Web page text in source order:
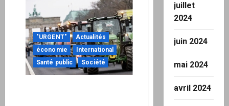
réchauffements
observés
sont
dû
la
diminution
de
l’albédo
des
nuages
"URGENT"
Actualités
économie
International
Santé public
Société
juillet
2024
juin 2024
mai 2024
avril 2024